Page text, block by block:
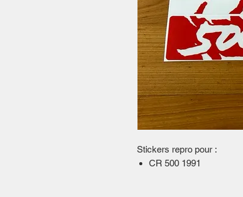
Stickers repro pour :
CR 500 1991